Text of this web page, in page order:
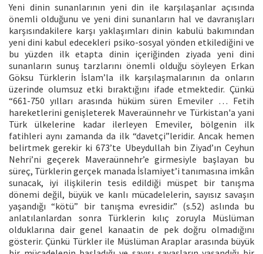
Yeni dinin sunanlarının yeni din ile karşılaşanlar açısında
önemli olduğunu ve yeni dini sunanların hal ve davranışları
karşısındakilere karşı yaklaşımları dinin kabulü bakımından
yeni dini kabul edecekleri psiko-sosyal yönden etkilediğini ve
bu yüzden ilk etapta dinin içeriğinden ziyada yeni dini
sunanların sunuş tarzlarını önemli olduğu söyleyen Erkan
Göksu Türklerin İslam’la ilk karşılaşmalarının da onların
üzerinde olumsuz etki bıraktığını ifade etmektedir. Çünkü
“661-750 yılları arasında hüküm süren Emeviler … Fetih
hareketlerini genişleterek Maveraünnehr ve Türkistan'a yani
Türk ülkelerine kadar ilerleyen Emeviler, bölgenin ilk
fatihleri aynı zamanda da ilk “davetçi”leridir. Ancak hemen
belirtmek gerekir ki 673’te Ubeydullah bin Ziyad’ın Ceyhun
Nehri’ni geçerek Maveraünnehr’e girmesiyle başlayan bu
süreç, Türklerin gerçek manada İslamiyet’i tanımasına imkân
sunacak, iyi ilişkilerin tesis edildiği müspet bir tanışma
dönemi değil, büyük ve kanlı mücadelelerin, sayısız savaşın
yaşandığı “kötü” bir tanışma evresidir.” (s.52) aslında bu
anlatılanlardan sonra Türklerin kılıç zoruyla Müslüman
olduklarına dair genel kanaatin de pek doğru olmadığını
gösterir. Çünkü Türkler ile Müslüman Araplar arasında büyük